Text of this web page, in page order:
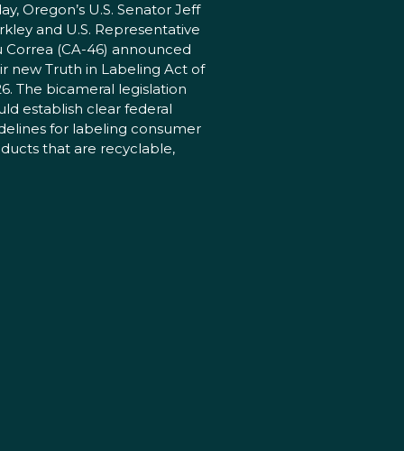
Oregon’s U.S. Senator Jeff
and U.S. Representative
Correa (CA-46) announced
new Truth in Labeling Act of
The bicameral legislation
establish clear federal
for labeling consumer
that are recyclable,